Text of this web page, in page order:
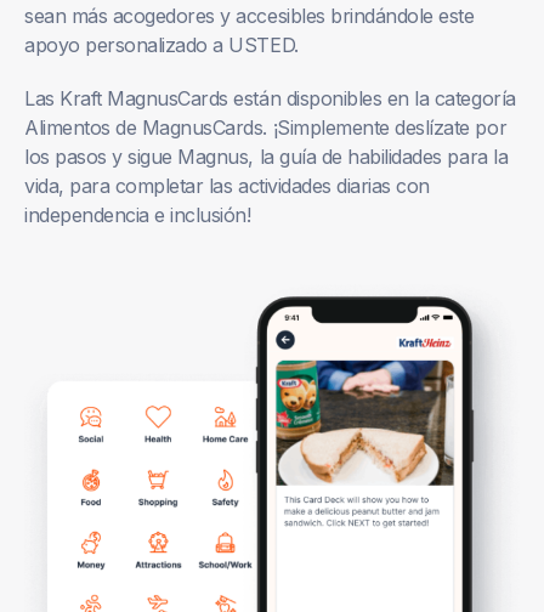
sean más acogedores y accesibles brindándole este
apoyo personalizado a USTED.
Las Kraft MagnusCards están disponibles en la categoría
Alimentos de MagnusCards. ¡Simplemente deslízate por
los pasos y sigue Magnus, la guía de habilidades para la
vida, para completar las actividades diarias con
independencia e inclusión!